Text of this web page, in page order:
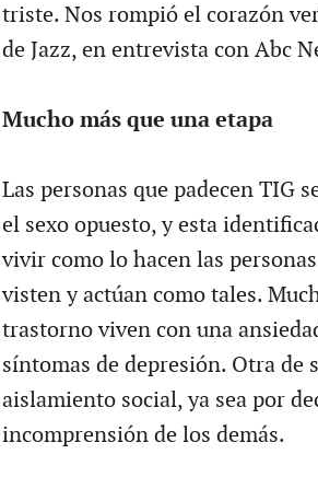
triste. Nos rompió el corazón
de Jazz, en entrevista con Abc
Mucho más que una etapa
Las personas que padecen TIG
el sexo opuesto, y esta
vivir como lo hacen las
visten y actúan como tales.
trastorno viven con una
síntomas de depresión. Otra de
aislamiento social, ya sea por
incomprensión de los demás.